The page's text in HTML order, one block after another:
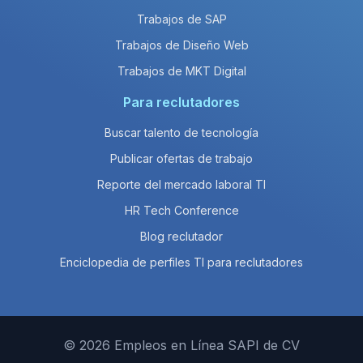
Trabajos de SAP
Trabajos de Diseño Web
Trabajos de MKT Digital
Para reclutadores
Buscar talento de tecnología
Publicar ofertas de trabajo
Reporte del mercado laboral TI
HR Tech Conference
Blog reclutador
Enciclopedia de perfiles TI para reclutadores
© 2026 Empleos en Línea SAPI de CV